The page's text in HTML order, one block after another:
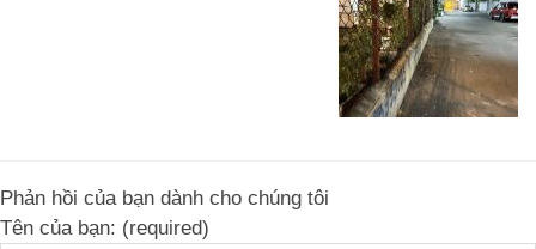
Phản hồi của bạn dành cho chúng tôi
Tên của bạn: (required)